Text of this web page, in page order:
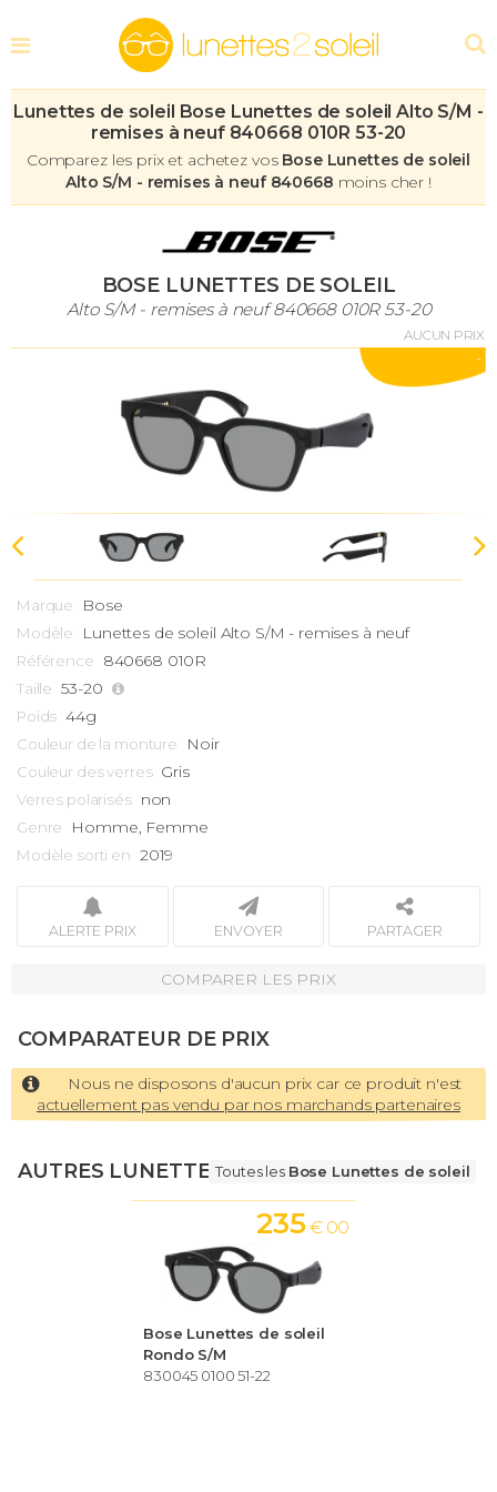
Lunettes de soleil Bose Lunettes de soleil Alto S/M -
remises à neuf 840668 010R 53-20
Comparez les prix et achetez vos Bose Lunettes de soleil
Alto S/M - remises à neuf 840668 moins cher !
BOSE LUNETTES DE SOLEIL
Alto S/M - remises à neuf 840668 010R 53-20
AUCUN PRIX
-
Marque Bose
Modèle Lunettes de soleil Alto S/M - remises à neuf
Référence 840668 010R
Taille 53-20
Poids 44g
Couleur de la monture Noir
Couleur des verres Gris
Verres polarisés non
Genre Homme, Femme
Modèle sorti en 2019
ALERTE PRIX ENVOYER PARTAGER
COMPARER LES PRIX
COMPARATEUR DE PRIX
Nous ne disposons d'aucun prix car ce produit n'est
actuellement pas vendu par nos marchands partenaires
AUTRES LUNETTESToutes les Bose Lunettes de soleil
Bose Lunettes de soleil
Rondo S/M
830045 0100 51-22
235 € 00